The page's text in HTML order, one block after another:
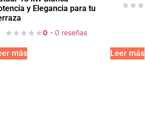
y Elegancia para tu
0 - 0 reseñas
más Leer más